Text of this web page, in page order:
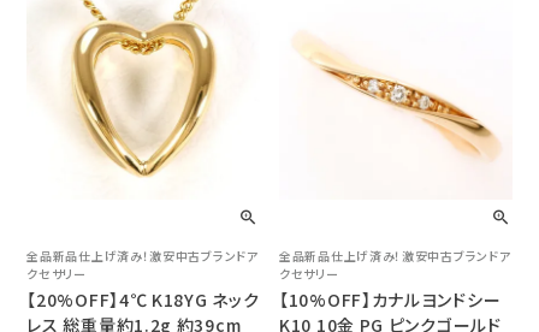
全品新品仕上げ済み！激安中古ブランドア
クセサリー
【20%OFF】4℃ K18YG ネック
レス 総重量約1.2g 約39cm
全品新品仕上げ済み！激安中古ブランドア
クセサリー
【10%OFF】カナルヨンドシー
K10 10金 PG ピンクゴールド